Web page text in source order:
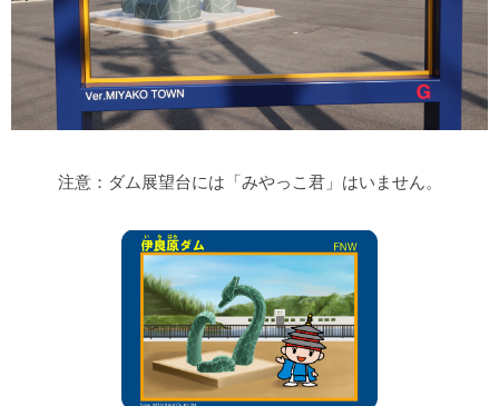
注意：ダム展望台には「みやっこ君」はいません。